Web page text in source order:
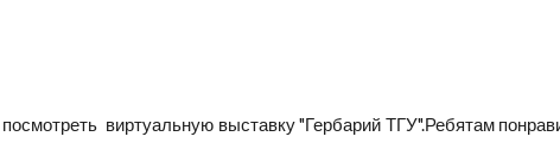
виртуальную выставку "Гербарий ТГУ".Ребятам